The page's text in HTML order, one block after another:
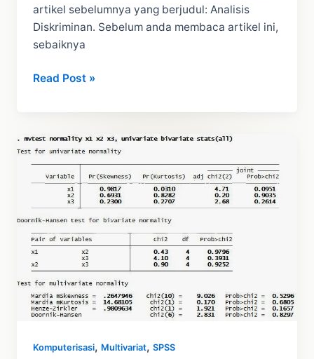
artikel sebelumnya yang berjudul: Analisis
Diskriminan. Sebelum anda membaca artikel ini,
sebaiknya
Interprestasi
dengan
SPSS
Read Post »
Komputerisasi, Multivariat,SPSS